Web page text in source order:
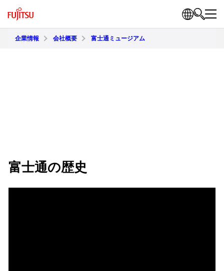
企業情報 会社概要 富士通ミュージアム
富士通の歴史